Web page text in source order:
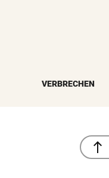
VERBRECHEN
north